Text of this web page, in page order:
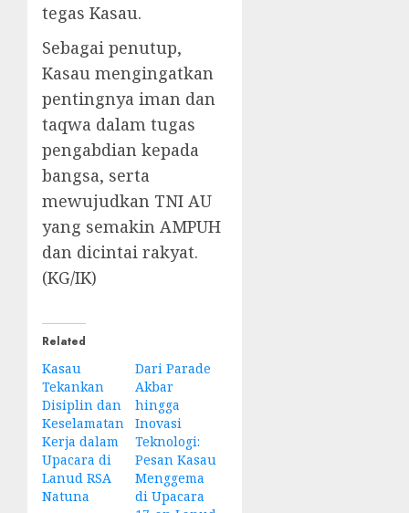
tegas Kasau.
Sebagai penutup,
Kasau mengingatkan
pentingnya iman dan
taqwa dalam tugas
pengabdian kepada
bangsa, serta
mewujudkan TNI AU
yang semakin AMPUH
dan dicintai rakyat.
(KG/IK)
Related
Kasau
Tekankan
Disiplin dan
Keselamatan
Kerja dalam
Upacara di
Lanud RSA
Natuna
Dari Parade
Akbar
hingga
Inovasi
Teknologi:
Pesan Kasau
Menggema
di Upacara